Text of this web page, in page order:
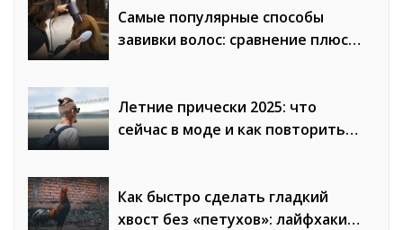
Самые популярные способы
завивки волос: сравнение плюсов
Летние прически 2025: что
сейчас в моде и как повторить
Как быстро сделать гладкий
хвост без «петухов»: лайфхаки